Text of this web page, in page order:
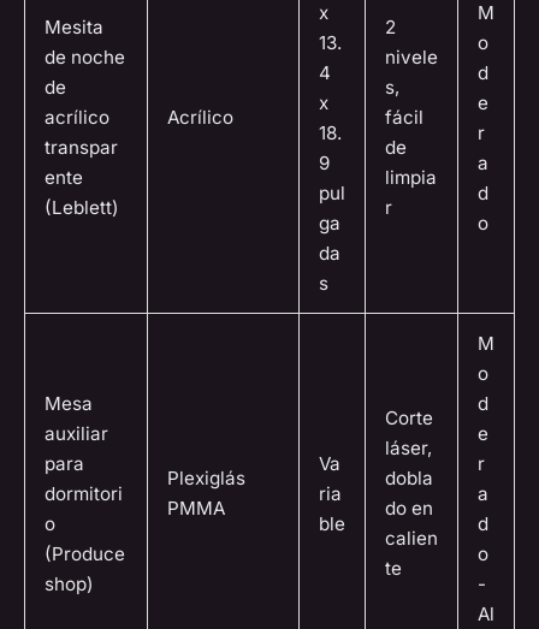
Mesita
de noche
de
acrílico
transpar
ente
(Leblett)
Acrílico
x
13.
4
x
18.
9
pul
ga
da
s
2
nivele
s,
fácil
de
limpia
r
M
o
d
e
r
a
d
o
Mesa
auxiliar
para
dormitori
o
(Produce
shop)
Plexiglás
PMMA
Va
ria
ble
Corte
láser,
dobla
do en
calien
te
M
o
d
e
r
a
d
o
-
Al